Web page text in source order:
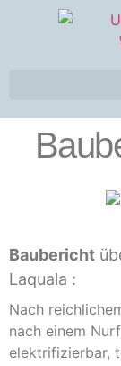
Baubericht
Laquala :
Nach
nach einem
elektrifizierbar,